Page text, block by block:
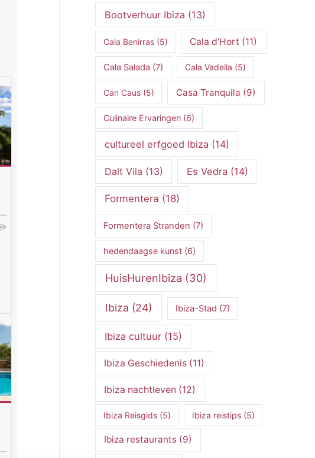
Bootverhuur Ibiza (13)
Cala Benirras(5) Cala d'Hort (11)
Cala Salada (7) Cala Vadella (5)
Can Caus(5) Casa Tranquila (9)
Culinaire Ervaringen(6)
cultureel erfgoed Ibiza (14)
Dalt Vila (13) Es Vedra (14)
Formentera (18)
Formentera Stranden (7)
hedendaagse kunst(6)
HuisHurenIbiza (30)
Ibiza (24) Ibiza-Stad (7)
Ibiza cultuur(15)
Ibiza Geschiedenis (11)
Ibiza nachtleven (12)
Ibiza Reisgids(5) Ibiza reistips(5)
Ibiza restaurants(9)